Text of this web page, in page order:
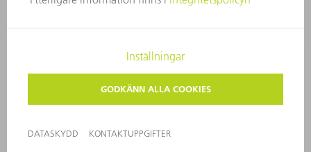
KONTAKTUPPGIFTER DATASKYDD
COPYRIGHT
PRIVATA INSTÄLLNINGAR